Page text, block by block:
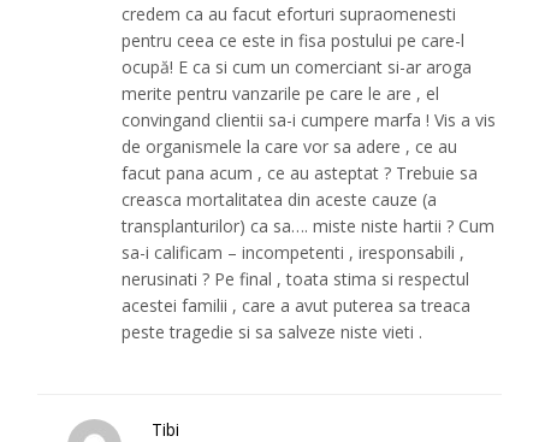
credem ca au facut eforturi supraomenesti
pentru ceea ce este in fisa postului pe care-l
ocupă! E ca si cum un comerciant si-ar aroga
merite pentru vanzarile pe care le are , el
convingand clientii sa-i cumpere marfa ! Vis a vis
de organismele la care vor sa adere , ce au
facut pana acum , ce au asteptat ? Trebuie sa
creasca mortalitatea din aceste cauze (a
transplanturilor) ca sa…. miste niste hartii ? Cum
sa-i calificam – incompetenti , iresponsabili ,
nerusinati ? Pe final , toata stima si respectul
acestei familii , care a avut puterea sa treaca
peste tragedie si sa salveze niste vieti .
Tibi